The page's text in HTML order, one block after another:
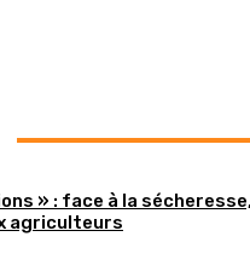
» : face à la
agriculteurs